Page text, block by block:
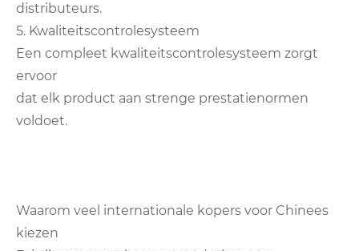
distributeurs.
5. Kwaliteitscontrolesysteem
Een compleet kwaliteitscontrolesysteem zorgt
ervoor
dat elk product aan strenge prestatienormen
voldoet.
Waarom veel internationale kopers voor Chinees
kiezen